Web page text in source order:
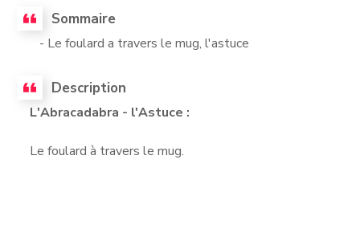
Sommaire
- Le foulard a travers le mug, l'astuce
Description
L'Abracadabra - l'Astuce :
Le foulard à travers le mug.